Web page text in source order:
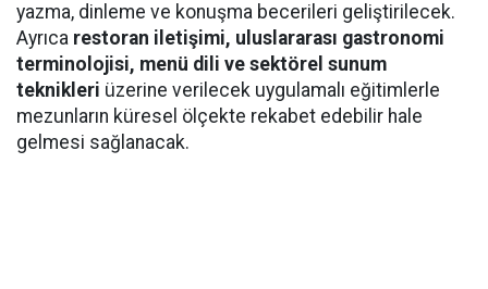
yazma, dinleme ve konuşma becerileri geliştirilecek.
Ayrıca restoran iletişimi, uluslararası gastronomi
terminolojisi, menü dili ve sektörel sunum
teknikleri üzerine verilecek uygulamalı eğitimlerle
mezunların küresel ölçekte rekabet edebilir hale
gelmesi sağlanacak.